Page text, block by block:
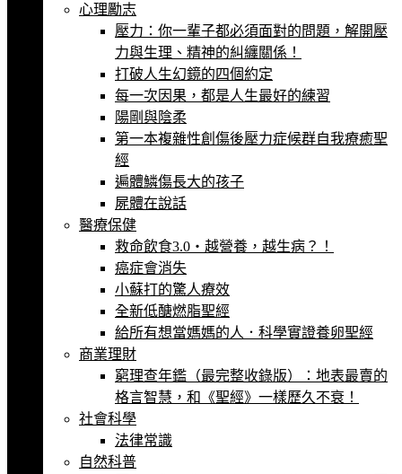
心理勵志
壓力：你一輩子都必須面對的問題，解開壓
力與生理、精神的糾纏關係！
打破人生幻鏡的四個約定
每一次因果，都是人生最好的練習
陽剛與陰柔
第一本複雜性創傷後壓力症候群自我療癒聖
經
遍體鱗傷長大的孩子
屍體在說話
醫療保健
救命飲食3.0‧越營養，越生病？！
癌症會消失
小蘇打的驚人療效
全新低醣燃脂聖經
給所有想當媽媽的人．科學實證養卵聖經
商業理財
窮理查年鑑（最完整收錄版）：地表最賣的
格言智慧，和《聖經》一樣歷久不衰！
社會科學
法律常識
自然科普